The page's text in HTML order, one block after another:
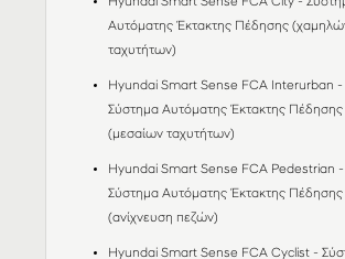
Hyundai Smart Sense FCA City -
Αυτόματης Έκτακτης Πέδησης
ταχυτήτων)
Hyundai Smart Sense FCA Interurban -
Σύστημα Αυτόματης Έκτακτης Πέδησης
(μεσαίων ταχυτήτων)
Hyundai Smart Sense FCA Pedestrian -
Σύστημα Αυτόματης Έκτακτης Πέδησης
(ανίχνευση πεζών)
Hyundai Smart Sense FCA Cyclist -